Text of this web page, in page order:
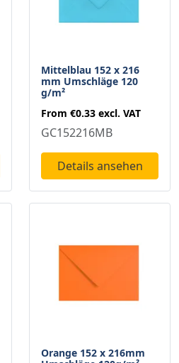
Mittelblau 152 x 216
mm Umschläge 120
g/m²
From €0.33 excl. VAT
GC152216MB
Details ansehen
Orange 152 x 216mm